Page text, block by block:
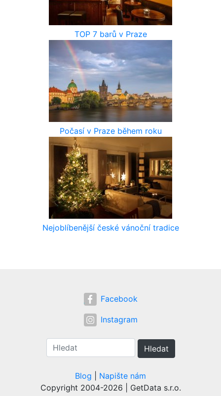
TOP 7 barů v Praze
Počasí v Praze během roku
Nejoblíbenější české vánoční tradice
Facebook
Instagram
Hledat
Blog
Napište nám
Copyright 2004-2026 | GetData s.r.o.